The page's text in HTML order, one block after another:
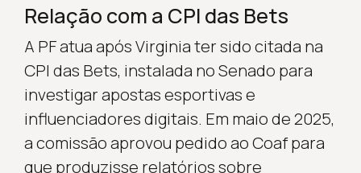
Relação com a CPI das Bets
A PF atua após Virginia ter sido citada na
CPI das Bets, instalada no Senado para
investigar apostas esportivas e
influenciadores digitais. Em maio de 2025,
a comissão aprovou pedido ao Coaf para
que produzisse relatórios sobre